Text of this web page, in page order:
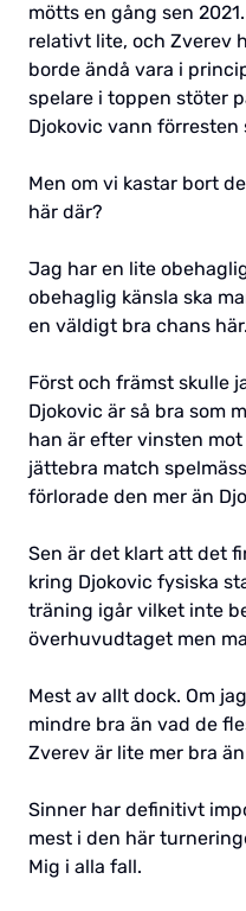
mötts en gång sen
relativt lite, och Zverev
borde ändå vara i
spelare i toppen stöter
Djokovic vann
Men om vi kastar bort
här där?
Jag har en lite
obehaglig känsla ska
en väldigt bra chans här.
Först och främst skulle
Djokovic är så bra som
han är efter vinsten
jättebra match
förlorade den mer än
Sen är det klart att det
kring Djokovic fysiska
träning igår vilket inte
överhuvudtaget men
Mest av allt dock. Om
mindre bra än vad de
Zverev är lite mer bra
Sinner har definitivt
mest i den här
Mig i alla fall.